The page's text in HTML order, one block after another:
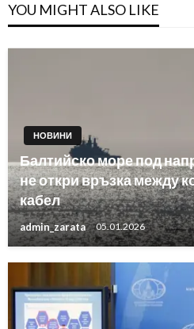
YOU MIGHT ALSO LIKE
НОВИНИ
Балтийско море под
не откри връзка между
кабел
admin_zarata 05.01.2026